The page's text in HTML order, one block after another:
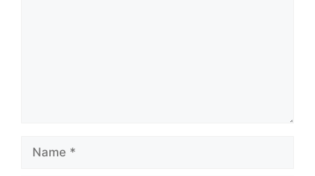
Name